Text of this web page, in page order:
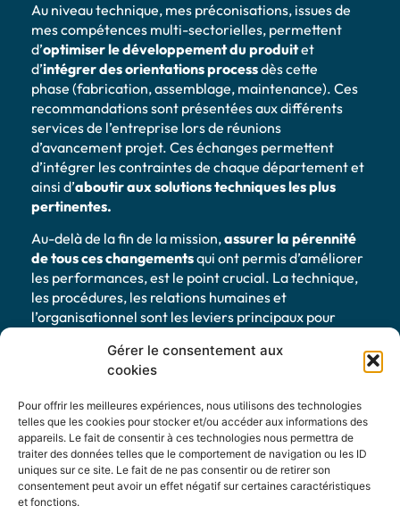
Gérer le consentement aux
cookies
Pour offrir les meilleures expériences, nous utilisons des technologies
telles que les cookies pour stocker et/ou accéder aux informations des
appareils. Le fait de consentir à ces technologies nous permettra de
traiter des données telles que le comportement de navigation ou les ID
uniques sur ce site. Le fait de ne pas consentir ou de retirer son
consentement peut avoir un effet négatif sur certaines caractéristiques
et fonctions.
Au niveau technique, mes préconisations, issues de
mes compétences multi-sectorielles, permettent
d’optimiser le développement du produitet
d’intégrer des orientationsprocessdès cette
phase (fabrication, assemblage, maintenance). Ces
recommandations sont présentées aux différents
services de l’entreprise lors de réunions
d’avancement projet. Ces échanges permettent
d’intégrer les contraintes de chaque département et
ainsi d’aboutir aux solutions techniques les plus
pertinentes.
Au-delà de la fin de la mission,assurer la pérennité
de tous ces changementsqui ont permis d’améliorer
les performances, est le point crucial. La technique,
les procédures, les relations humaines et
l’organisationnel sont les leviers principaux pour
Si par mon expérience humaine et technique dans
développer un produitou vous apporter un soutien
d’une manière ou d’une autre, contactez-moi.